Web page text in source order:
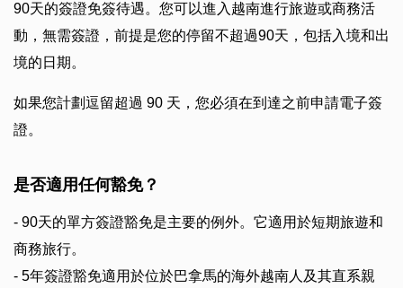
90天的簽證免簽待遇。您可以進入越南進行旅遊或商務活
動，無需簽證，前提是您的停留不超過90天，包括入境和出
境的日期。
如果您計劃逗留超過 90 天，您必須在到達之前申請電子簽
證。
是否適用任何豁免？
- 90天的單方簽證豁免是主要的例外。它適用於短期旅遊和
商務旅行。
- 5年簽證豁免適用於位於巴拿馬的海外越南人及其直系親